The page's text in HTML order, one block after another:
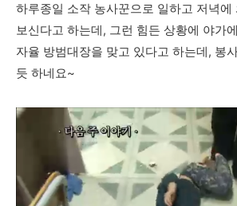
하루종일 소작 농사꾼으로 일하고 저녁에
보신다고 하는데, 그런 힘든 상황에 야가
자율 방범대장을 맞고 있다고 하는데, 봉
듯 하네요~